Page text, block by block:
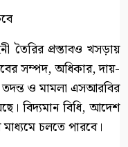
তৈরির প্রস্তাবও খসড়ায়
সম্পদ, অধিকার, দায়-
তদন্ত ও মামলা এসআরবির
বিদ্যমান বিধি, আদেশ
চলতে পারবে।